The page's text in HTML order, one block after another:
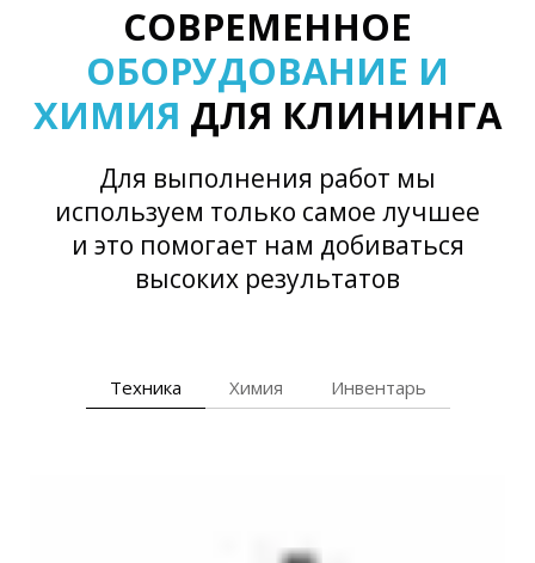
СОВРЕМЕННОЕ
ОБОРУДОВАНИЕ И
ХИМИЯ ДЛЯ КЛИНИНГА
Для выполнения работ мы
используем только самое лучшее
и это помогает нам добиваться
высоких результатов
Техника Химия Инвентарь